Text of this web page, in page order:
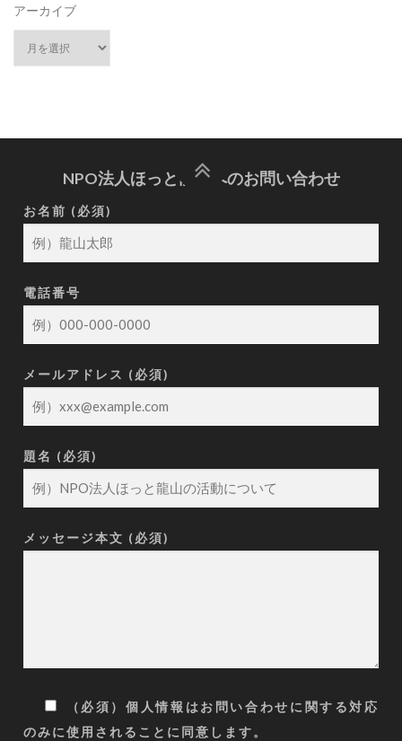
アーカイブ
NPO法人ほっと龍山へのお問い合わせ
お名前 (必須)
電話番号
メールアドレス (必須)
題名 (必須)
メッセージ本文 (必須)
（必須）個人情報はお問い合わせに関する対応
のみに使用されることに同意します。